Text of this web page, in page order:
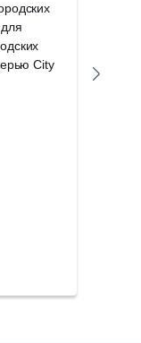
City